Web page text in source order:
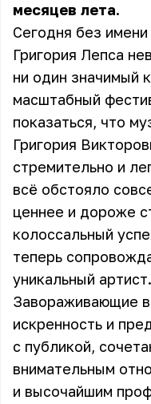
месяцев лета.
Сегодня без
Григория Лепса
ни один значимый
масштабный
показаться, что
Григория
стремительно и
всё обстояло
ценнее и дороже
колоссальный
теперь
уникальный артист.
Завораживающие
искренность и
с публикой,
внимательным
и высочайшим